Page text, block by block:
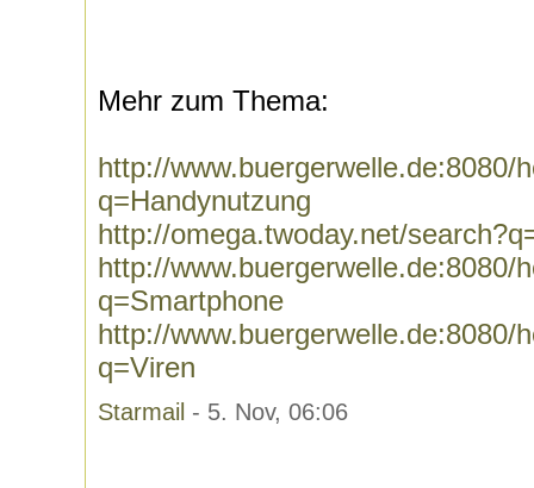
Mehr zum Thema:
http://www.buergerwelle.de:8080/
q=Handynutzung
http://omega.twoday.net/
http://www.buergerwelle.de:8080/
q=Smartphone
http://www.buergerwelle.de:8080/
q=Viren
Starmail - 5. Nov, 06:06